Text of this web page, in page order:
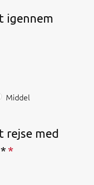
igennem
Middel
rejse med